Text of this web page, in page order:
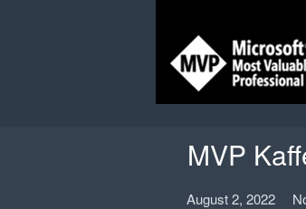
MVP
August 2, 2022